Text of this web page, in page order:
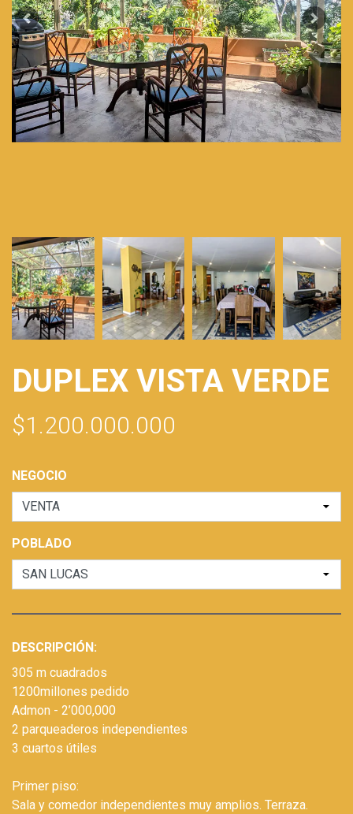
Previous Next
DUPLEX VISTA VERDE
$1.200.000.000
NEGOCIO
POBLADO
DESCRIPCIÓN:
305 m cuadrados
1200millones pedido
Admon - 2’000,000
2 parqueaderos independientes
3 cuartos útiles
Primer piso:
Sala y comedor independientes muy amplios. Terraza.